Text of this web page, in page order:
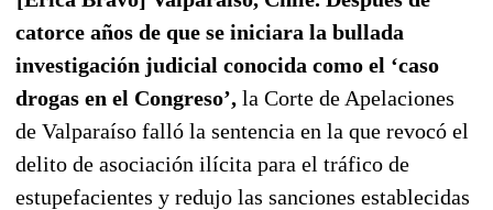
catorce años de que se iniciara la bullada
investigación judicial conocida como el ‘caso
drogas en el Congreso’, la Corte de Apelaciones
de Valparaíso falló la sentencia en la que revocó el
delito de asociación ilícita para el tráfico de
estupefacientes y redujo las sanciones establecidas